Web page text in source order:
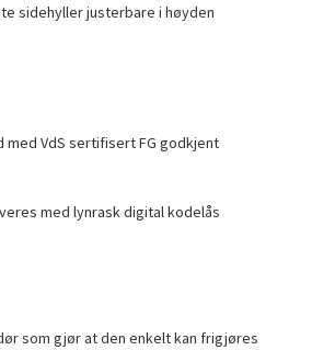
sidehyller justerbare i høyden
med VdS sertifisert FG godkjent
med lynrask digital kodelås
som gjør at den enkelt kan frigjøres